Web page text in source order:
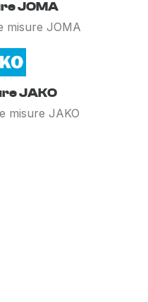
JOMA
misure JOMA
JAKO
misure JAKO